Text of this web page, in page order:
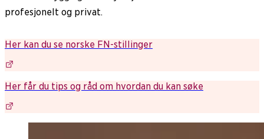
profesjonelt og privat.
Her kan du se norske FN-stillinger
Her får du tips og råd om hvordan du kan søke